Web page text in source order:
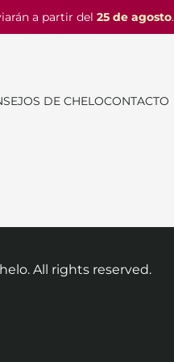
a partir del 25 de agosto.
DE CHELOCONTACTO
All rights reserved.